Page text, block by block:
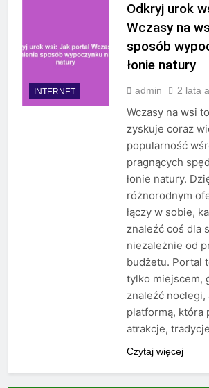
INTERNET
Odkryj urok
Wczasy na
sposób
łonie natury
admin 2 lata
Wczasy na wsi
zyskuje coraz
popularność
pragnących
łonie natury.
różnorodnym
łączy w sobie,
znaleźć coś dla
niezależnie od
budżetu. Portal
tylko miejscem,
znaleźć noclegi,
platformą, która
atrakcje,
Czytaj więcej